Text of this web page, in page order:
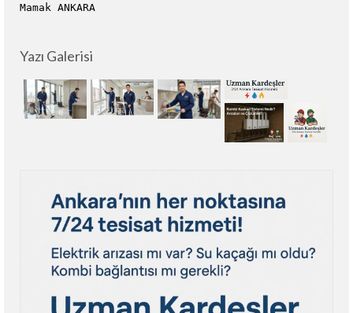
Mamak ANKARA
Yazı Galerisi